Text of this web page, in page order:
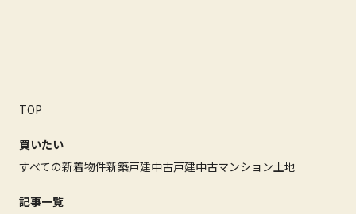
TOP
買いたい
すべての新着物件新築戸建中古戸建中古マンション土地
記事一覧